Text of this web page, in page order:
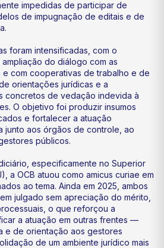
impedidas de participar de
de impugnação de editais e de
foram intensificadas, com o
do diálogo com as
com cooperativas de trabalho e de
orientações jurídicas e a
concretos de vedação indevida à
O objetivo foi produzir insumos
e fortalecer a atuação
junto aos órgãos de controle, ao
públicos.
especificamente no Superior
a OCB atuou como amicus curiae em
ao tema. Ainda em 2025, ambos
julgado sem apreciação do mérito,
o que reforçou a
a atuação em outras frentes —
e de orientação aos gestores
de um ambiente jurídico mais